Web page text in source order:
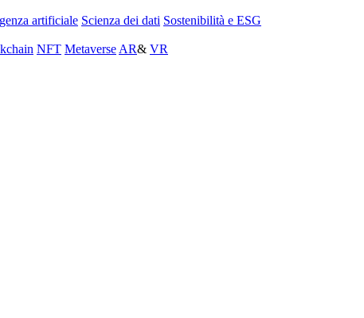
artificiale Scienza dei dati Sostenibilità e ESG
NFT Metaverse AR& VR